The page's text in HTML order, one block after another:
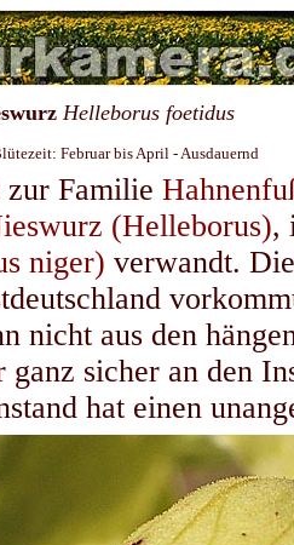
Helleborus foetidus
Februar bis April - Ausdauernd
zur Familie
(Helleborus),
niger) verwandt.
nicht aus den
ganz sicher an den
hat einen